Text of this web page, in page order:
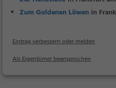
Zum Goldenen Löwen in
Eintrag verbessern oder melden
Als Eigentümer beanspruchen